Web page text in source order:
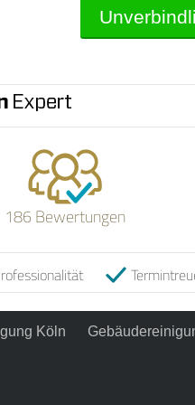
186 Bewertungen
Köln